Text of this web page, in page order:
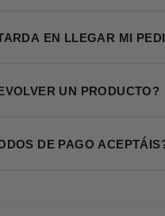
EN LLEGAR MI
UN PRODUCTO?
DE PAGO